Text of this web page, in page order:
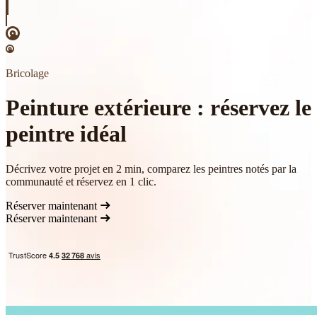
Bricolage
Peinture extérieure : réservez le
peintre idéal
Décrivez votre projet en 2 min, comparez les peintres notés par la
communauté et réservez en 1 clic.
Réserver maintenant
Réserver maintenant